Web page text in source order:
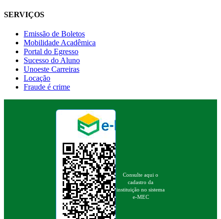
SERVIÇOS
Emissão de Boletos
Mobilidade Acadêmica
Portal do Egresso
Sucesso do Aluno
Unoeste Carreiras
Locação
Fraude é crime
Consulte aqui o
cadastro da
instituição no sistema
e-MEC